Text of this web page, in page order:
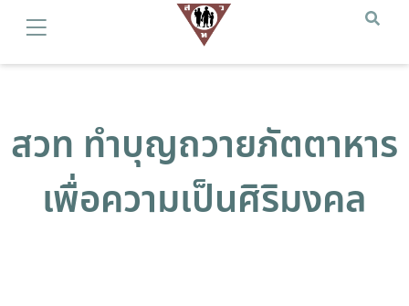
สวท ทำบุญถวายภัตตาหาร
เพื่อความเป็นศิริมงคล